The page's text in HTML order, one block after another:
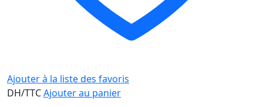
Ajouter à la liste des favoris
DH/TTCAjouter au panier